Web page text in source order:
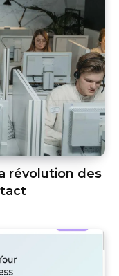
révolution des